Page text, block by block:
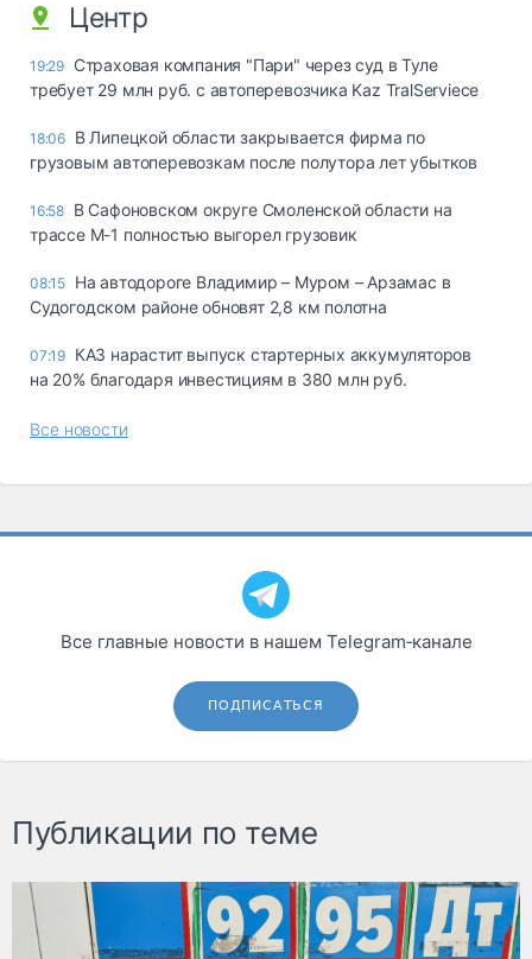
Центр
19:29 Страховая компания "Пари" через суд в Туле
требует 29 млн руб. с автоперевозчика Kaz TralServiece
18:06 В Липецкой области закрывается фирма по
грузовым автоперевозкам после полутора лет убытков
16:58 В Сафоновском округе Смоленской области на
трассе М-1 полностью выгорел грузовик
08:15 На автодороге Владимир – Муром – Арзамас в
Судогодском районе обновят 2,8 км полотна
07:19 КАЗ нарастит выпуск стартерных аккумуляторов
на 20% благодаря инвестициям в 380 млн руб.
Все новости
Все главные новости в нашем Telegram‑канале
ПОДПИСАТЬСЯ
Публикации по теме